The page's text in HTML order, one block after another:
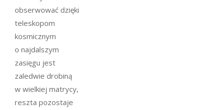
obserwować dzięki
teleskopom
kosmicznym
o najdalszym
zasięgu jest
zaledwie drobiną
w wielkiej matrycy,
reszta pozostaje